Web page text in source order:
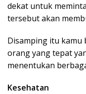
dekat untuk
tersebut akan
Disamping itu kamu
orang yang tepat
menentukan
Kesehatan